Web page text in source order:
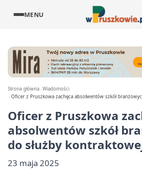
MENU
Strona główna Wiadomości
Oficer z Pruszkowa zachęca absolwentów szkół
Oficer z Pruszkowa
absolwentów szkół
do służby
23 maja 2025